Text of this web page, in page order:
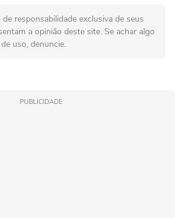
responsabilidade exclusiva de seus
a opinião deste site. Se achar algo
uso, denuncie.
PUBLICIDADE